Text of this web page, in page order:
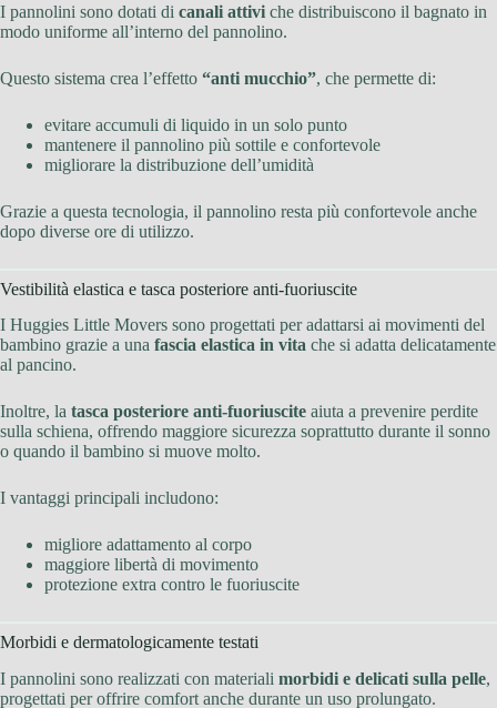
I pannolini sono dotati di canali attivi che distribuiscono il bagnato in
modo uniforme all’interno del pannolino.
Questo sistema crea l’effetto “anti mucchio”, che permette di:
evitare accumuli di liquido in un solo punto
mantenere il pannolino più sottile e confortevole
migliorare la distribuzione dell’umidità
Grazie a questa tecnologia, il pannolino resta più confortevole anche
dopo diverse ore di utilizzo.
Vestibilità elastica e tasca posteriore anti-fuoriuscite
I Huggies Little Movers sono progettati per adattarsi ai movimenti del
bambino grazie a una fascia elastica in vita che si adatta delicatamente
al pancino.
Inoltre, la tasca posteriore anti-fuoriuscite aiuta a prevenire perdite
sulla schiena, offrendo maggiore sicurezza soprattutto durante il sonno
o quando il bambino si muove molto.
I vantaggi principali includono:
migliore adattamento al corpo
maggiore libertà di movimento
protezione extra contro le fuoriuscite
Morbidi e dermatologicamente testati
I pannolini sono realizzati con materiali morbidi e delicati sulla pelle,
progettati per offrire comfort anche durante un uso prolungato.